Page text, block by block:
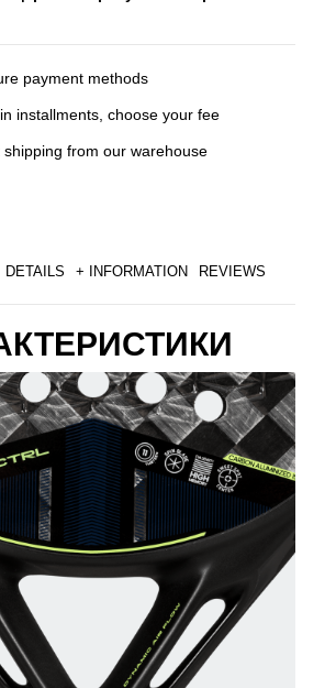
payment methods
installments, choose your fee
shipping from our warehouse
DETAILS + INFORMATION REVIEWS